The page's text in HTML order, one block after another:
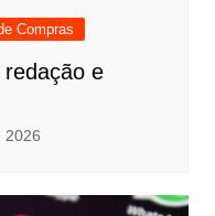
Compras
e
2026